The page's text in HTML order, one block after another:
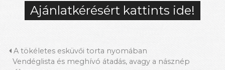
Ajánlatkérésért kattints ide!
A tökéletes esküvői torta nyomában
Vendéglista és meghívó átadás, avagy a násznép